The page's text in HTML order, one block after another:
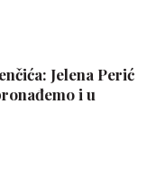
Jelena Perić
i u